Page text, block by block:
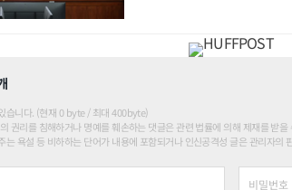
습니다. (현재 0 byte / 최대 400byte)
권리를 침해하거나 명예를 훼손하는 댓글은 관련 법률에 의해 제재를 받을
는 욕설 등 비하하는 단어가 내용에 포함되거나 인신공격성 글은 관리자의